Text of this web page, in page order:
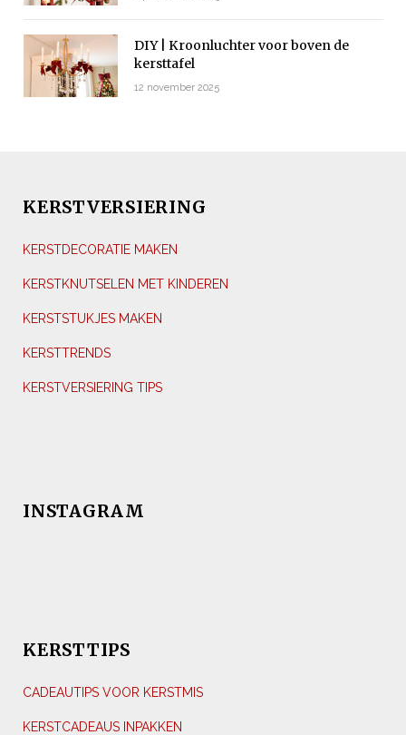
DIY | Kroonluchter voor boven de
kersttafel
12 november 2025
KERSTVERSIERING
KERSTDECORATIE MAKEN
KERSTKNUTSELEN MET KINDEREN
KERSTSTUKJES MAKEN
KERSTTRENDS
KERSTVERSIERING TIPS
INSTAGRAM
KERSTTIPS
CADEAUTIPS VOOR KERSTMIS
KERSTCADEAUS INPAKKEN